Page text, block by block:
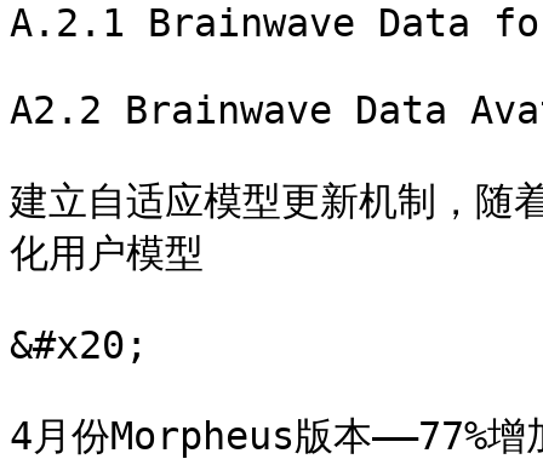
A.2.1 Brainwave Data
A2.2 Brainwave Data
建立自适应模型更新机制，随
化用户模型
&#x20;
4月份Morpheus版本——77%增